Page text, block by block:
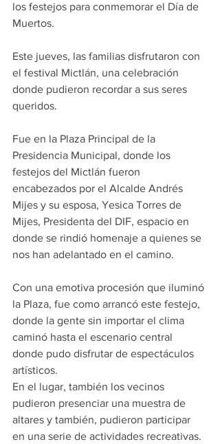
los festejos para conmemorar el Día de
Muertos.
Este jueves, las familias disfrutaron con
el festival Mictlán, una celebración
donde pudieron recordar a sus seres
queridos.
Fue en la Plaza Principal de la
Presidencia Municipal, donde los
festejos del Mictlán fueron
encabezados por el Alcalde Andrés
Mijes y su esposa, Yesica Torres de
Mijes, Presidenta del DIF, espacio en
donde se rindió homenaje a quienes se
nos han adelantado en el camino.
Con una emotiva procesión que iluminó
la Plaza, fue como arrancó este festejo,
donde la gente sin importar el clima
caminó hasta el escenario central
donde pudo disfrutar de espectáculos
artísticos.
En el lugar, también los vecinos
pudieron presenciar una muestra de
altares y también, pudieron participar
en una serie de actividades recreativas.